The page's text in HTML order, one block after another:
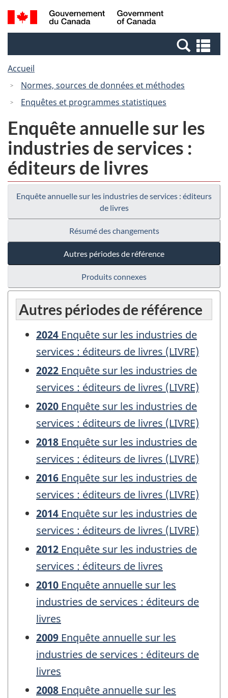
Passer
au
Passer
à
Canada
Recherche
et
et
Accueil
Normes, sources de données et méthodes
Enquêtes et programmes statistiques
Enquête annuelle sur les
industries de services :
éditeurs de livres
Enquête annuelle sur les industries de services : éditeurs
de livres
Résumé des changements
Autres périodes de référence
Produits connexes
Autres périodes de référence
2024 Enquête sur les industries de
services : éditeurs de livres (LIVRE)
2022 Enquête sur les industries de
services : éditeurs de livres (LIVRE)
2020 Enquête sur les industries de
services : éditeurs de livres (LIVRE)
2018 Enquête sur les industries de
services : éditeurs de livres (LIVRE)
2016 Enquête sur les industries de
services : éditeurs de livres (LIVRE)
2014 Enquête sur les industries de
services : éditeurs de livres (LIVRE)
2012 Enquête sur les industries de
services : éditeurs de livres
2010 Enquête annuelle sur les
industries de services : éditeurs de
livres
2009 Enquête annuelle sur les
industries de services : éditeurs de
livres
2008 Enquête annuelle sur les